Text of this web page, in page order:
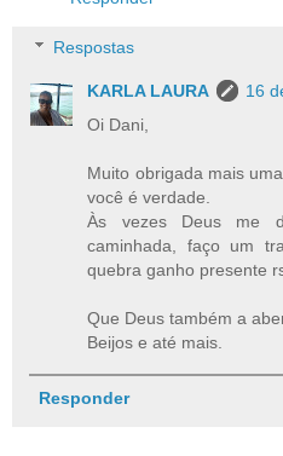
Respostas
KARLA LAURA
16
Oi Dani,
Muito obrigada mais
você é verdade.
Às vezes Deus me
caminhada, faço um
quebra ganho presente
Que Deus também a
Beijos e até mais.
Responder